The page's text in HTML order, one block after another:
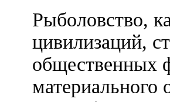
Рыболовство,
цивилизаций,
общественных